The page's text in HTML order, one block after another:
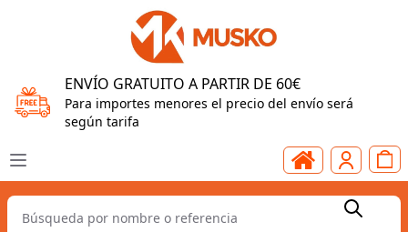
ENVÍO GRATUITO A PARTIR DE 60€
Para importes menores el precio del envío será
según tarifa